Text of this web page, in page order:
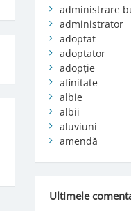
administrare
administrator
adoptat
adoptator
adopție
afinitate
albie
albii
aluviuni
amendă
Ultimele